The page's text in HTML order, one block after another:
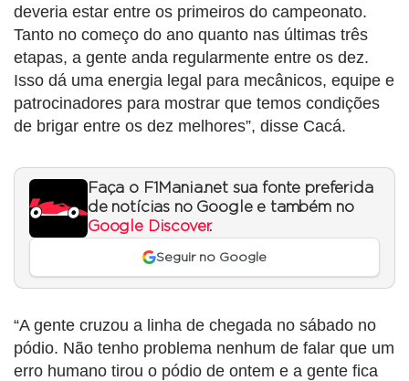
deveria estar entre os primeiros do campeonato.
Tanto no começo do ano quanto nas últimas três
etapas, a gente anda regularmente entre os dez.
Isso dá uma energia legal para mecânicos, equipe e
patrocinadores para mostrar que temos condições
de brigar entre os dez melhores”, disse Cacá.
Faça o F1Mania.net sua fonte preferida
de notícias no Google e também no
Google Discover.
Seguir no Google
“A gente cruzou a linha de chegada no sábado no
pódio. Não tenho problema nenhum de falar que um
erro humano tirou o pódio de ontem e a gente fica